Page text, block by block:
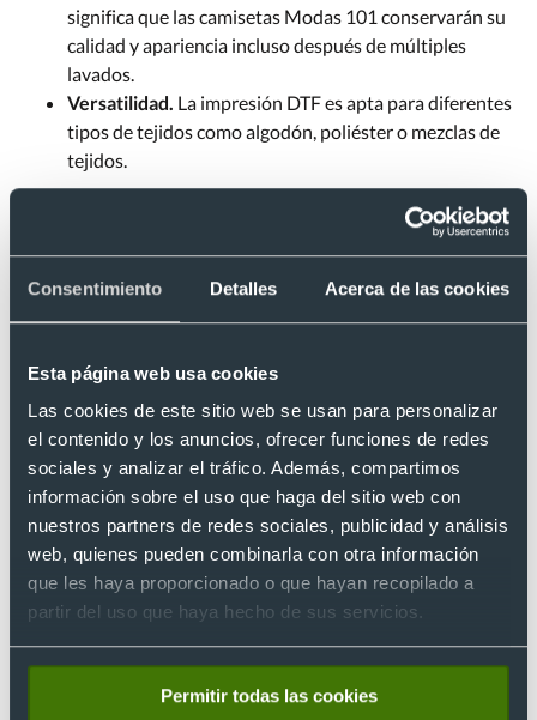
Consentimiento Detalles Acerca de las cookies
Esta página web usa cookies
Las cookies de este sitio web se usan para personalizar
el contenido y los anuncios, ofrecer funciones de redes
sociales y analizar el tráfico. Además, compartimos
información sobre el uso que haga del sitio web con
nuestros partners de redes sociales, publicidad y análisis
web, quienes pueden combinarla con otra información
que les haya proporcionado o que hayan recopilado a
partir del uso que haya hecho de sus servicios.
Permitir todas las cookies
significa que las camisetas Modas 101 conservarán su
calidad y apariencia incluso después de múltiples
lavados.
Versatilidad. La impresión DTF es apta para diferentes
tipos de tejidos como algodón, poliéster o mezclas de
tejidos.
La impresión DTF es una opción ideal para asegurar que cada
camiseta sea de alta calidad. Con esta tecnología, ofrecemos
a nuestros clientes camisetas que no solo lucen increíbles,
sino que son duradera.